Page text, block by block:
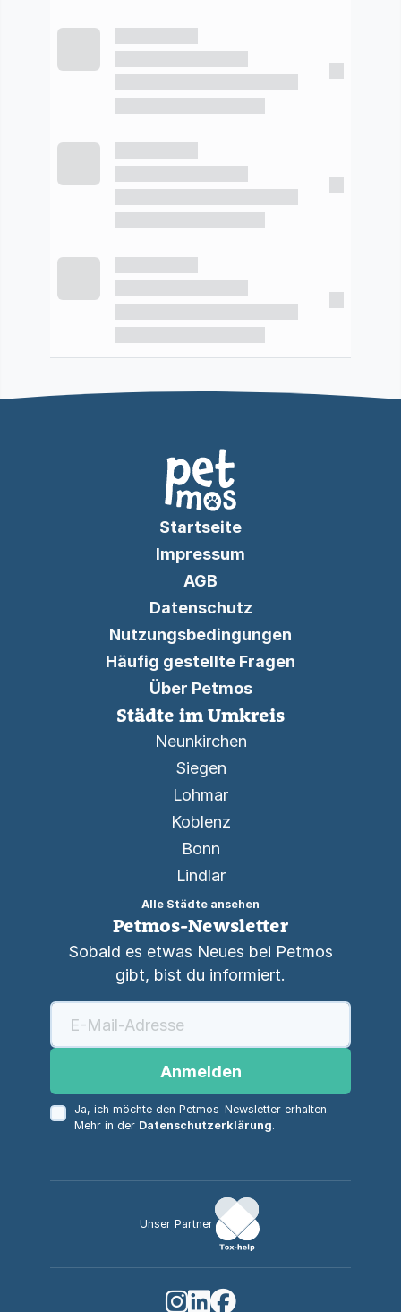
Startseite
Impressum
AGB
Datenschutz
Nutzungsbedingungen
Häufig gestellte Fragen
Über Petmos
Städte im Umkreis
Neunkirchen
Siegen
Lohmar
Koblenz
Bonn
Lindlar
Alle Städte ansehen
Petmos-Newsletter
Sobald es etwas Neues bei Petmos
gibt, bist du informiert.
Anmelden
Ja, ich möchte den Petmos-Newsletter erhalten.
Mehr in der Datenschutzerklärung.
Unser Partner